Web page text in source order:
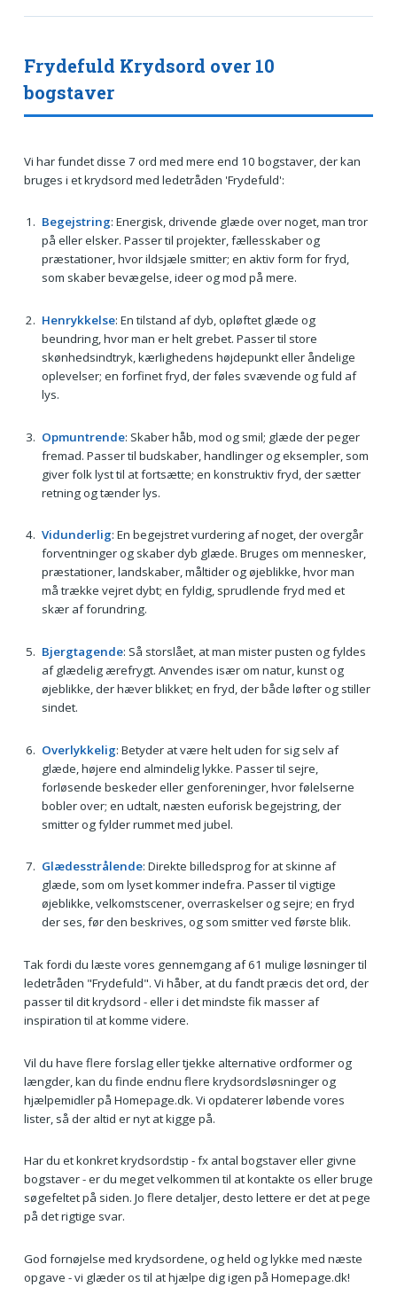
Frydefuld Krydsord over 10
bogstaver
Vi har fundet disse 7 ord med mere end 10 bogstaver, der kan
bruges i et krydsord med ledetråden 'Frydefuld':
Begejstring: Energisk, drivende glæde over noget, man tror
på eller elsker. Passer til projekter, fællesskaber og
præstationer, hvor ildsjæle smitter; en aktiv form for fryd,
som skaber bevægelse, ideer og mod på mere.
Henrykkelse: En tilstand af dyb, opløftet glæde og
beundring, hvor man er helt grebet. Passer til store
skønhedsindtryk, kærlighedens højdepunkt eller åndelige
oplevelser; en forfinet fryd, der føles svævende og fuld af
lys.
Opmuntrende: Skaber håb, mod og smil; glæde der peger
fremad. Passer til budskaber, handlinger og eksempler, som
giver folk lyst til at fortsætte; en konstruktiv fryd, der sætter
retning og tænder lys.
Vidunderlig: En begejstret vurdering af noget, der overgår
forventninger og skaber dyb glæde. Bruges om mennesker,
præstationer, landskaber, måltider og øjeblikke, hvor man
må trække vejret dybt; en fyldig, sprudlende fryd med et
skær af forundring.
Bjergtagende: Så storslået, at man mister pusten og fyldes
af glædelig ærefrygt. Anvendes især om natur, kunst og
øjeblikke, der hæver blikket; en fryd, der både løfter og stiller
sindet.
Overlykkelig: Betyder at være helt uden for sig selv af
glæde, højere end almindelig lykke. Passer til sejre,
forløsende beskeder eller genforeninger, hvor følelserne
bobler over; en udtalt, næsten euforisk begejstring, der
smitter og fylder rummet med jubel.
Glædesstrålende: Direkte billedsprog for at skinne af
glæde, som om lyset kommer indefra. Passer til vigtige
øjeblikke, velkomstscener, overraskelser og sejre; en fryd
der ses, før den beskrives, og som smitter ved første blik.
Tak fordi du læste vores gennemgang af 61 mulige løsninger til
ledetråden "Frydefuld". Vi håber, at du fandt præcis det ord, der
passer til dit krydsord - eller i det mindste fik masser af
inspiration til at komme videre.
Vil du have flere forslag eller tjekke alternative ordformer og
længder, kan du finde endnu flere krydsordsløsninger og
hjælpemidler på Homepage.dk. Vi opdaterer løbende vores
lister, så der altid er nyt at kigge på.
Har du et konkret krydsordstip - fx antal bogstaver eller givne
bogstaver - er du meget velkommen til at kontakte os eller bruge
søgefeltet på siden. Jo flere detaljer, desto lettere er det at pege
på det rigtige svar.
God fornøjelse med krydsordene, og held og lykke med næste
opgave - vi glæder os til at hjælpe dig igen på Homepage.dk!